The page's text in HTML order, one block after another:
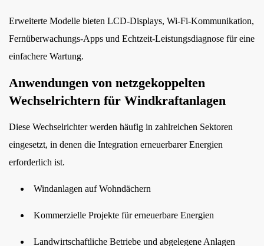
Erweiterte Modelle bieten LCD-Displays, Wi-Fi-Kommunikation,
Fernüberwachungs-Apps und Echtzeit-Leistungsdiagnose für eine
einfachere Wartung.
Anwendungen von netzgekoppelten
Wechselrichtern für Windkraftanlagen
Diese Wechselrichter werden häufig in zahlreichen Sektoren
eingesetzt, in denen die Integration erneuerbarer Energien
erforderlich ist.
Windanlagen auf Wohndächern
Kommerzielle Projekte für erneuerbare Energien
Landwirtschaftliche Betriebe und abgelegene Anlagen